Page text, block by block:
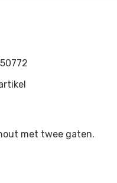
met twee gaten.